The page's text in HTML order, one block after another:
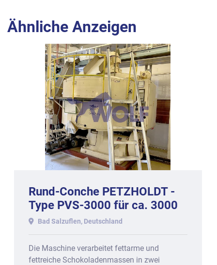
können.
Ähnliche Anzeigen
Rund-Conche PETZHOLDT -
Type PVS-3000 für ca. 3000
kg.Bad Salzuflen, Deutschland
Die Maschine verarbeitet fettarme und
fettreiche Schokoladenmassen in zwei